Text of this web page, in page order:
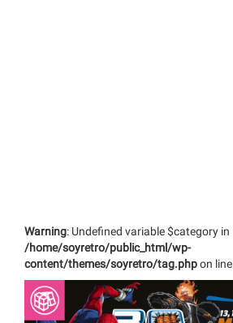
Warning: Undefined variable $category in
/home/soyretro/public_html/wp-
content/themes/soyretro/tag.phpon line